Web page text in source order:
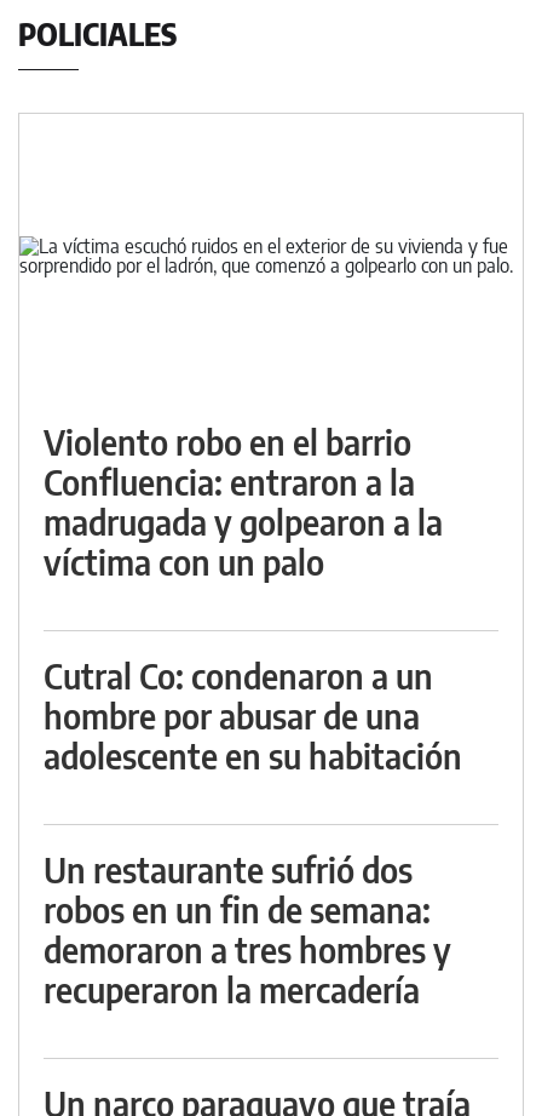
POLICIALES
Violento robo en el barrio
Confluencia: entraron a la
madrugada y golpearon a la
víctima con un palo
Cutral Co: condenaron a un
hombre por abusar de una
adolescente en su habitación
Un restaurante sufrió dos
robos en un fin de semana:
demoraron a tres hombres y
recuperaron la mercadería
Un narco paraguayo que traía